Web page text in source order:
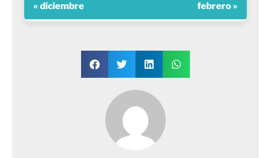
« diciembre febrero »